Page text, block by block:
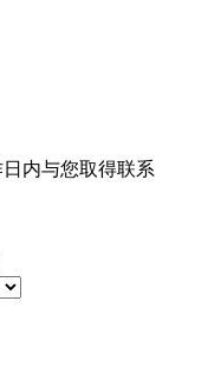
内与您取得联系